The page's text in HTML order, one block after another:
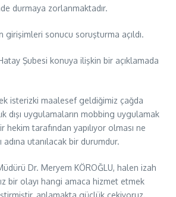
durmaya zorlanmaktadır.
girişimleri sonucu soruşturma açıldı.
Şubesi konuya ilişkin bir açıklamada
isterizki maalesef geldiğimiz çağda
dışı uygulamaların mobbing uygulamak
tarafından yapılıyor olması ne
adına utanılacak bir durumdur.
Dr. Meryem KÖROĞLU, halen izah
bir olayı hangi amaca hizmet etmek
anlamakta güçlük çekiyoruz.